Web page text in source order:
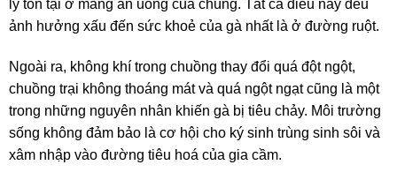
lý tồn tại ở máng ăn uống của chúng. Tất cả điều này đều
ảnh hưởng xấu đến sức khoẻ của gà nhất là ở đường ruột.
Ngoài ra, không khí trong chuồng thay đổi quá đột ngột,
chuồng trại không thoáng mát và quá ngột ngạt cũng là một
trong những nguyên nhân khiến gà bị tiêu chảy. Môi trường
sống không đảm bảo là cơ hội cho ký sinh trùng sinh sôi và
xâm nhập vào đường tiêu hoá của gia cầm.